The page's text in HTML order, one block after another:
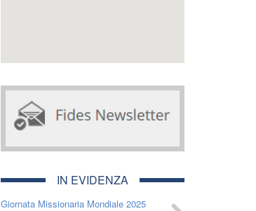
IN EVIDENZA
Giornata Missionaria Mondiale 2025